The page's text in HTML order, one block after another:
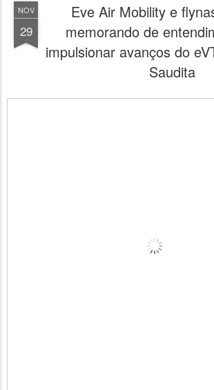
NOV
29
Eve Air Mobility e
memorando de
impulsionar avanços do
Saudita